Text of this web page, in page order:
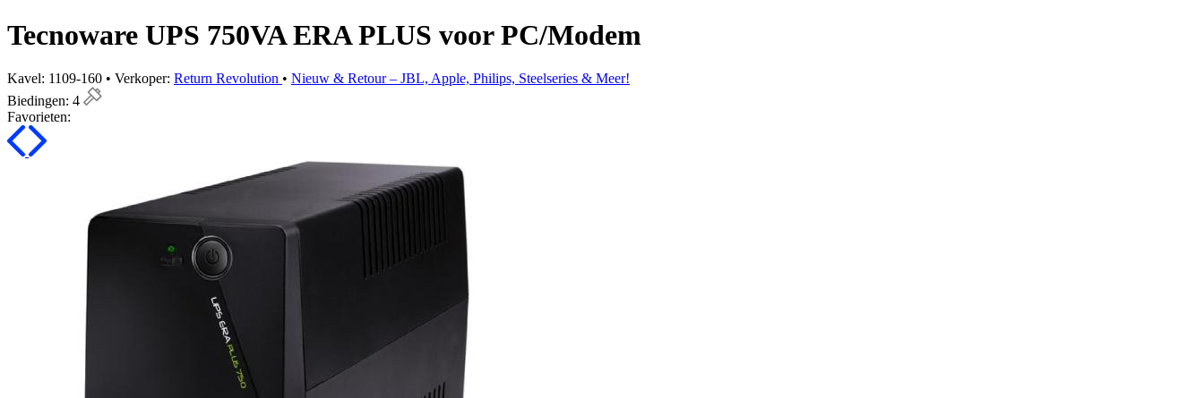
Tecnoware UPS 750VA ERA PLUS voor PC/Modem
Kavel: 1109-160 • Verkoper: Return Revolution • Nieuw & Retour – JBL, Apple, Philips, Steelseries & Meer!
Biedingen: 4
Favorieten: